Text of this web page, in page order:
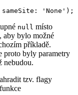
null místo
aby bylo možné
příkladě.
proto byly parametry
nebudou.
tzv. flagy